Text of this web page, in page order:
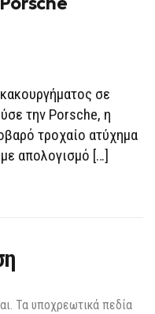
ΣΤΗ
PORSCHE
σε
την Porsche, η
τροχαίο ατύχημα
απολογισμό […]
Τα υποχρεωτικά πεδία